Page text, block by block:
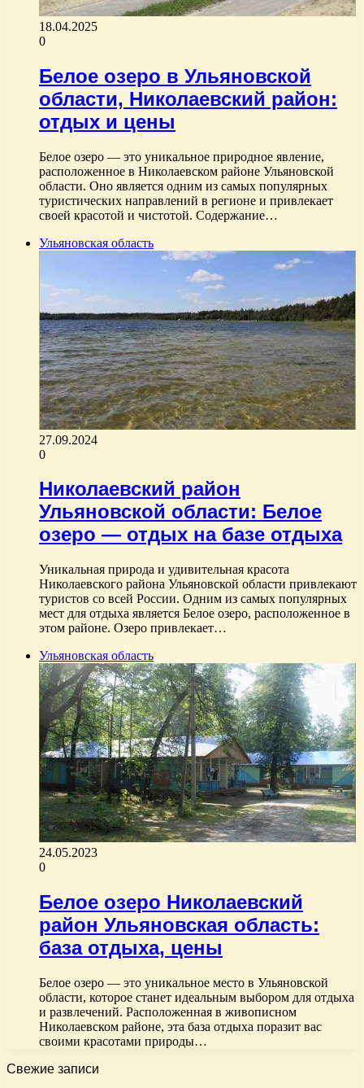
18.04.2025
0
Белое озеро в Ульяновской
области, Николаевский район:
отдых и цены
Белое озеро — это уникальное природное явление,
расположенное в Николаевском районе Ульяновской
области. Оно является одним из самых популярных
туристических направлений в регионе и привлекает
своей красотой и чистотой. Содержание…
Ульяновская область
27.09.2024
0
Николаевский район
Ульяновской области: Белое
озеро — отдых на базе отдыха
Уникальная природа и удивительная красота
Николаевского района Ульяновской области привлекают
туристов со всей России. Одним из самых популярных
мест для отдыха является Белое озеро, расположенное в
этом районе. Озеро привлекает…
Ульяновская область
24.05.2023
0
Белое озеро Николаевский
район Ульяновская область:
база отдыха, цены
Белое озеро — это уникальное место в Ульяновской
области, которое станет идеальным выбором для отдыха
и развлечений. Расположенная в живописном
Николаевском районе, эта база отдыха поразит вас
своими красотами природы…
Свежие записи